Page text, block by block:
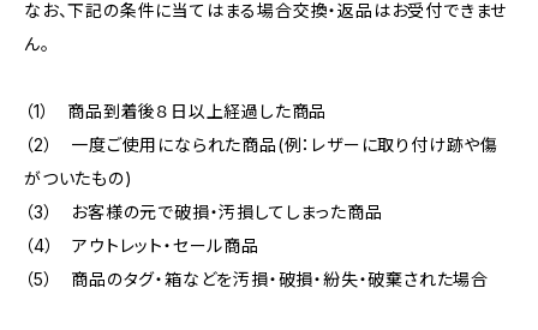
なお、下記の条件に当てはまる場合交換・返品はお受付できませ
ん。
（1） 商品到着後８日以上経過した商品
（2） 一度ご使用になられた商品(例：レザーに取り付け跡や傷
がついたもの)
（3） お客様の元で破損・汚損してしまった商品
（4） アウトレット・セール商品
（5） 商品のタグ・箱などを汚損・破損・紛失・破棄された場合